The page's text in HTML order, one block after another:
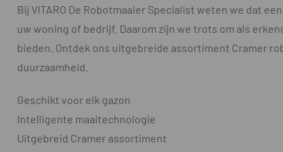
Bij VITARO De Robotmaaier Specialist weten we dat
uw woning of bedrijf. Daarom zijn we trots om als
bieden. Ontdek ons uitgebreide assortiment Cramer
duurzaamheid.
Geschikt voor elk gazon
Intelligente maaitechnologie
Uitgebreid Cramer assortiment